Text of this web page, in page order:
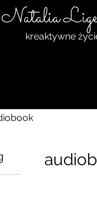
Natalia
kreaktywne